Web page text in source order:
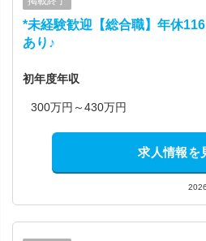
*未経験歓迎【総合職】年休
あり♪
初年度年収
300万円～430万円
求人情報を